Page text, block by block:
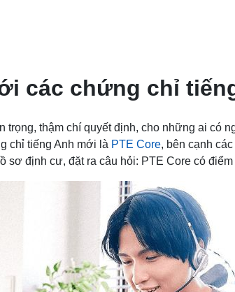
các chứng chỉ
trọng, thậm chí quyết định, cho những ai có
chỉ tiếng Anh mới là PTE Core, bên cạnh
định cư, đặt ra câu hỏi: PTE Core có